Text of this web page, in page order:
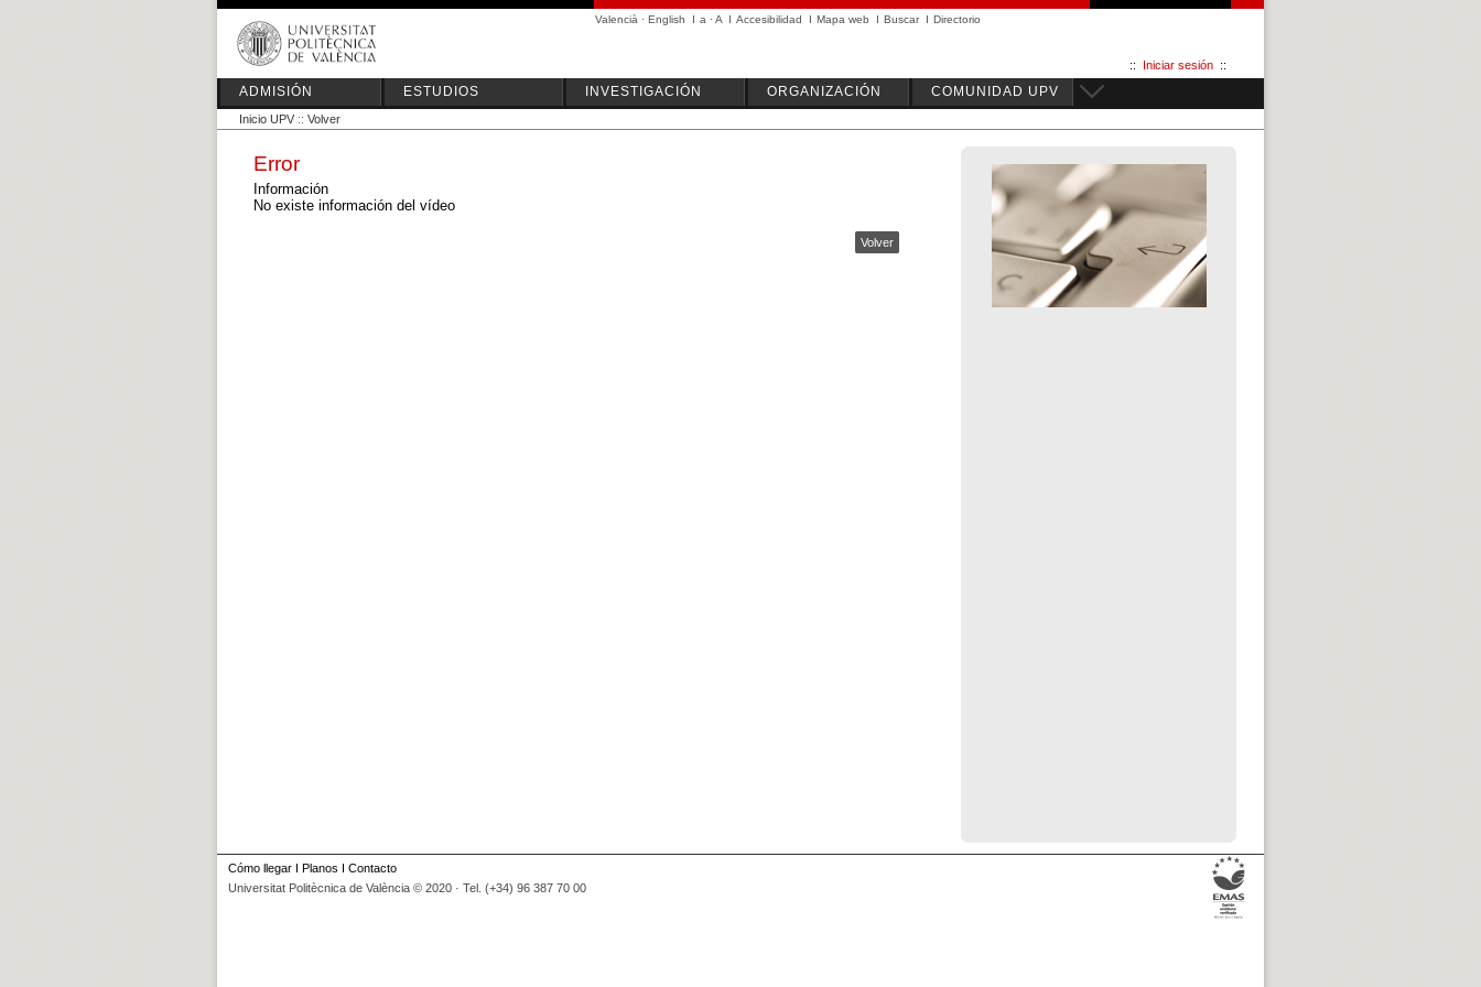
Valencià · English I a ·A I Accesibilidad I Mapa web I Buscar I Directorio
:: Iniciar sesión ::
ADMISIÓN ESTUDIOS INVESTIGACIÓN ORGANIZACIÓN COMUNIDAD UPV
Inicio UPV :: Volver
Error
Información
No existe información del vídeo
Volver
Cómo llegar I Planos I Contacto
Universitat Politècnica de València © 2020 · Tel. (+34) 96 387 70 00